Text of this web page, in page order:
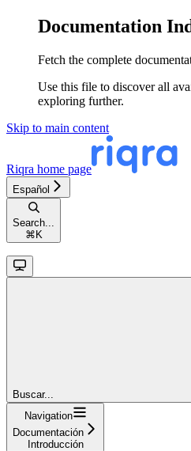
Documentation
Fetch the complete
Use this file to discover all
exploring further.
Skip to main content
Riqra home page
Español
Search...
⌘ K
Buscar...
Navigation
Documentación
Introducción